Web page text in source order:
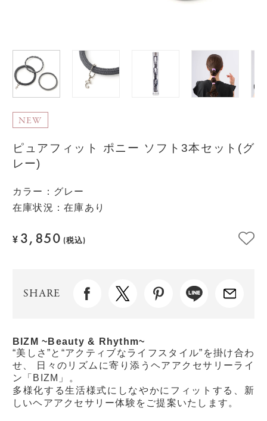
NEW
ピュアフィット ポニー ソフト3本セット(グ
レー)
カラー ： グレー
在庫状況：在庫あり
¥ 3,850 (税込)
SHARE
BIZM ~Beauty & Rhythm~
“美しさ”と“アクティブなライフスタイル”を掛け合わ
せ、 日々のリズムに寄り添うヘアアクセサリーライ
ン「BIZM」。
多様化する生活様式にしなやかにフィットする、新
しいヘアアクセサリー体験をご提案いたします。